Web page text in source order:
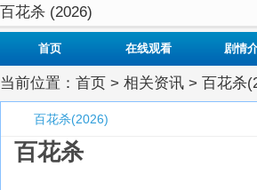
百花杀 (2026)
首页 在线观看 剧情
当前位置： 首页 > 相关资讯 > 百花杀
百花杀(2026)
百花杀